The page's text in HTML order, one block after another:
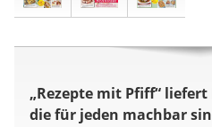
„Rezepte mit Pfiff“
die für jeden machbar